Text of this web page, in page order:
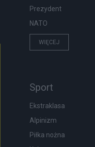
Prezydent
NATO
WIĘCEJ
Sport
Ekstraklasa
Alpinizm
Piłka nożna